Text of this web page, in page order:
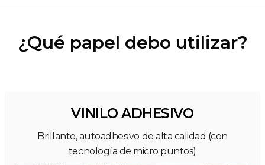
¿Qué papel debo utilizar?
VINILO ADHESIVO
Brillante, autoadhesivo de alta calidad (con
tecnología de micro puntos)